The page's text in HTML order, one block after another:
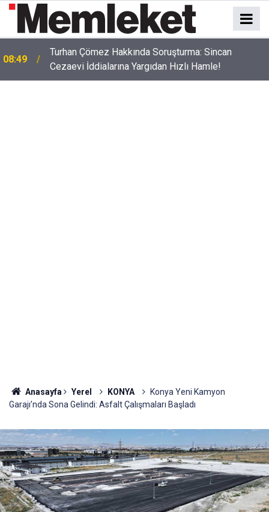
08:49
Turhan Çömez Hakkında Soruşturma: Sincan
Cezaevi İddialarına Yargıdan Hızlı Hamle!
Anasayfa Yerel KONYA
Konya Yeni Kamyon
Garajı’nda Sona Gelindi: Asfalt Çalışmaları Başladı